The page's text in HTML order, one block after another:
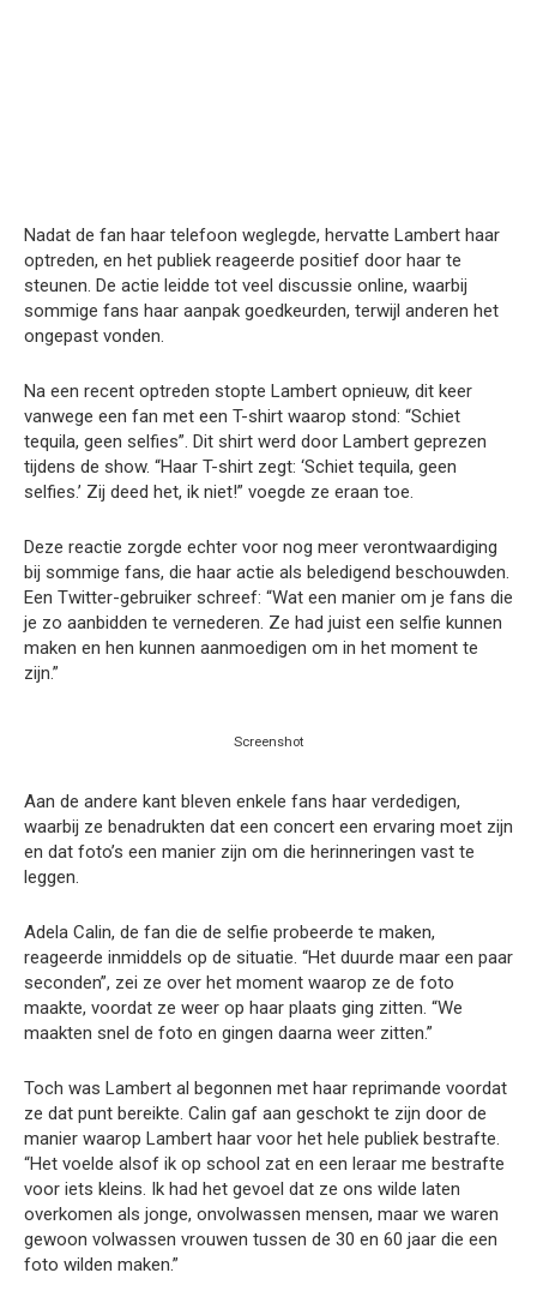
Nadat de fan haar telefoon weglegde, hervatte Lambert haar
optreden, en het publiek reageerde positief door haar te
steunen. De actie leidde tot veel discussie online, waarbij
sommige fans haar aanpak goedkeurden, terwijl anderen het
ongepast vonden.
Na een recent optreden stopte Lambert opnieuw, dit keer
vanwege een fan met een T-shirt waarop stond: “Schiet
tequila, geen selfies”. Dit shirt werd door Lambert geprezen
tijdens de show. “Haar T-shirt zegt: ‘Schiet tequila, geen
selfies.’ Zij deed het, ik niet!” voegde ze eraan toe.
Deze reactie zorgde echter voor nog meer verontwaardiging
bij sommige fans, die haar actie als beledigend beschouwden.
Een Twitter-gebruiker schreef: “Wat een manier om je fans die
je zo aanbidden te vernederen. Ze had juist een selfie kunnen
maken en hen kunnen aanmoedigen om in het moment te
zijn.”
Screenshot
Aan de andere kant bleven enkele fans haar verdedigen,
waarbij ze benadrukten dat een concert een ervaring moet zijn
en dat foto’s een manier zijn om die herinneringen vast te
leggen.
Adela Calin, de fan die de selfie probeerde te maken,
reageerde inmiddels op de situatie. “Het duurde maar een paar
seconden”, zei ze over het moment waarop ze de foto
maakte, voordat ze weer op haar plaats ging zitten. “We
maakten snel de foto en gingen daarna weer zitten.”
Toch was Lambert al begonnen met haar reprimande voordat
ze dat punt bereikte. Calin gaf aan geschokt te zijn door de
manier waarop Lambert haar voor het hele publiek bestrafte.
“Het voelde alsof ik op school zat en een leraar me bestrafte
voor iets kleins. Ik had het gevoel dat ze ons wilde laten
overkomen als jonge, onvolwassen mensen, maar we waren
gewoon volwassen vrouwen tussen de 30 en 60 jaar die een
foto wilden maken.”